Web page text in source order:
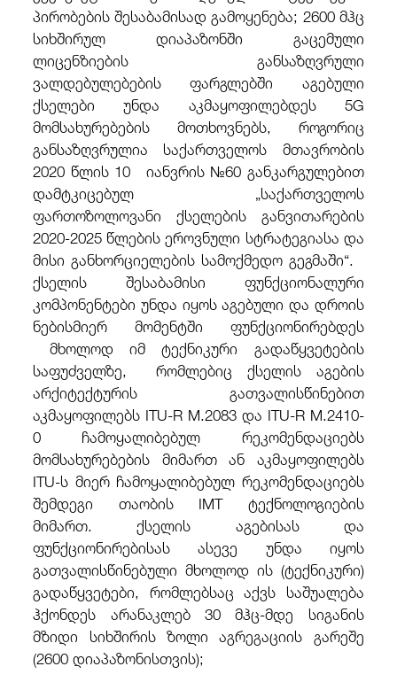
პირობების შესაბამისად გამოყენება; 2600 მჰც
სიხშირულ დიაპაზონში გაცემული
ლიცენზიების განსაზღვრული
ვალდებულებების ფარგლებში აგებული
ქსელები უნდა აკმაყოფილებდეს 5G
მომსახურებების მოთხოვნებს, როგორიც
განსაზღვრულია საქართველოს მთავრობის
2020 წლის 10 იანვრის №60 განკარგულებით
დამტკიცებულ „საქართველოს
ფართოზოლოვანი ქსელების განვითარების
2020-2025 წლების ეროვნული სტრატეგიასა და
მისი განხორციელების სამოქმედო გეგმაში“.
ქსელის შესაბამისი ფუნქციონალური
კომპონენტები უნდა იყოს აგებული და დროის
ნებისმიერ მომენტში ფუნქციონირებდეს
მხოლოდ იმ ტექნიკური გადაწყვეტების
საფუძველზე, რომლებიც ქსელის აგების
არქიტექტურის გათვალისწინებით
აკმაყოფილებს ITU-R M.2083 და ITU-R M.2410-
0 ჩამოყალიბებულ რეკომენდაციებს
მომსახურებების მიმართ ან აკმაყოფილებს
ITU-ს მიერ ჩამოყალიბებულ რეკომენდაციებს
შემდეგი თაობის IMT ტექნოლოგიების
მიმართ. ქსელის აგებისას და
ფუნქციონირებისას ასევე უნდა იყოს
გათვალისწინებული მხოლოდ ის (ტექნიკური)
გადაწყვეტები, რომლებსაც აქვს საშუალება
ჰქონდეს არანაკლებ 30 მჰც-მდე სიგანის
მზიდი სიხშირის ზოლი აგრეგაციის გარეშე
(2600 დიაპაზონისთვის);